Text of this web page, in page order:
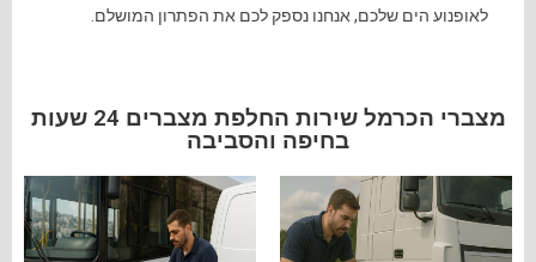
לאופנוע הים שלכם, אנחנו נספק לכם את הפתרון המושלם.
מצברי הכרמל שירות החלפת מצברים 24 שעות
בחיפה והסביבה